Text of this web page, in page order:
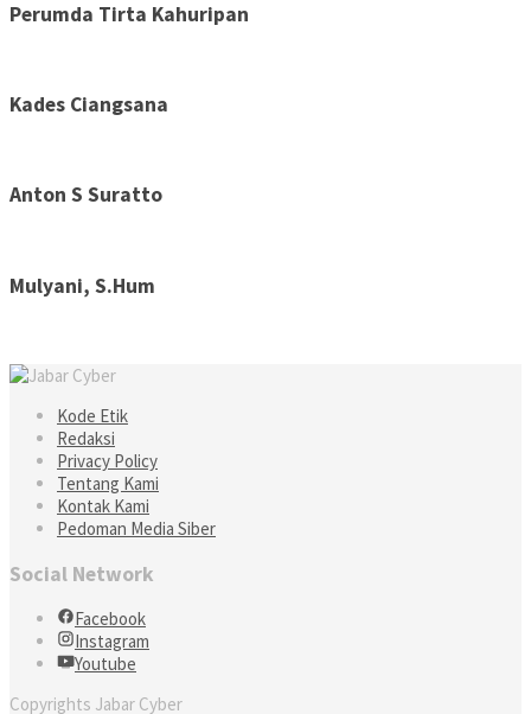
Perumda Tirta Kahuripan
Kades Ciangsana
Anton S Suratto
Mulyani, S.Hum
Kode Etik
Redaksi
Privacy Policy
Tentang Kami
Kontak Kami
Pedoman Media Siber
Social Network
Facebook
Instagram
Youtube
Copyrights Jabar Cyber